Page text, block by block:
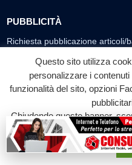
PUBBLICITÀ
Richiesta pubblicazione articoli/
SEGUICI SUI SOCIAL
f
Facebook
© 2026 LABTV -
Questo sito utilizza
personalizzare i
funzionalità del sito, opzioni
Chiudendo questo banner,
su qualunque suo